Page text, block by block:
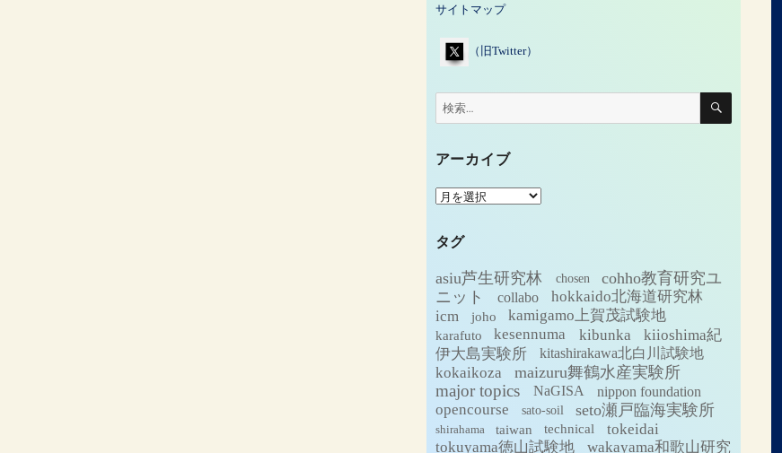
サイトマップ
（旧Twitter）
検
検
アーカイブ
ア
カ
イ
タグ
asiu芦生研究林 chosen
cohho教育研究ユ
ニット
collabo hokkaido北海道研究林
icm joho kamigamo上賀茂試験地
karafuto kesennuma kibunka
kiioshima紀
伊大島実験所
kitashirakawa北白川試験地
kokaikoza maizuru舞鶴水産実験所
major topics NaGISA nippon foundation
opencourse sato-soil seto瀬戸臨海実験所
shirahama taiwan technical
tokeidai
tokuyama徳山試験地
wakayama和歌山研究